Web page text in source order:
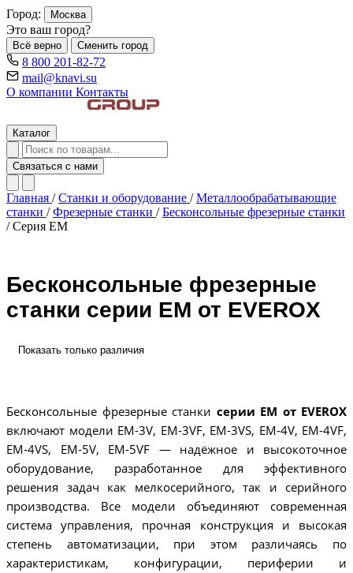
Город: Москва
Это ваш город?
Всё верно Сменить город
8 800 201-82-72
mail@knavi.su
О компании Контакты
Каталог
Связаться с нами
Главная / Станки и оборудование / Металлообрабатывающие
станки / Фрезерные станки / Бесконсольные фрезерные станки
/ Серия EM
Бесконсольные фрезерные
станки серии EM от EVEROX
Показать только различия
Бесконсольные фрезерные станки серии EM от EVEROX
включают модели EM-3V, EM-3VF, EM-3VS, EM-4V, EM-4VF,
EM-4VS, EM-5V, EM-5VF — надёжное и высокоточное
оборудование, разработанное для эффективного
решения задач как мелкосерийного, так и серийного
производства. Все модели объединяют современная
система управления, прочная конструкция и высокая
степень автоматизации, при этом различаясь по
характеристикам, конфигурации, периферии и